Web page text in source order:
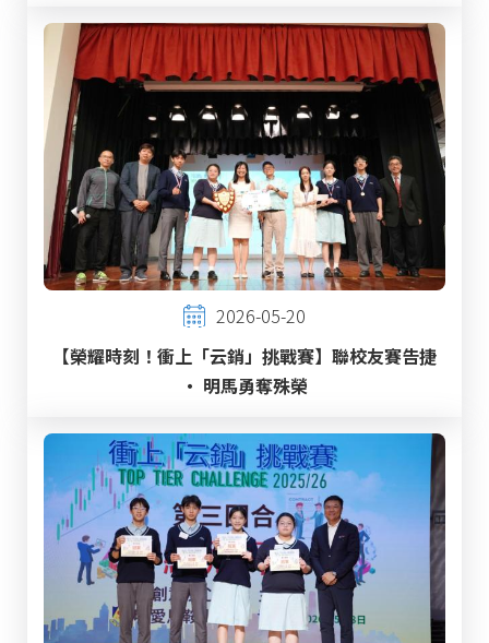
2026-05-20
【榮耀時刻！衝上「云銷」挑戰賽】聯校友賽告捷
‧ 明馬勇奪殊榮